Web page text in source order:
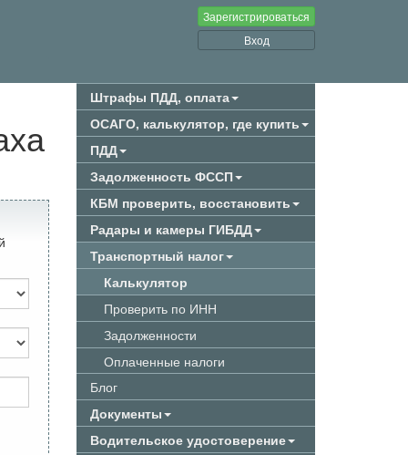
Зарегистрироваться
Вход
Штрафы ПДД, оплата
ОСАГО, калькулятор, где купить
ПДД
Задолженность ФССП
КБМ проверить, восстановить
Радары и камеры ГИБДД
Транспортный налог
Калькулятор
Проверить по ИНН
Задолженности
Оплаченные налоги
Блог
Документы
Водительское удостоверение